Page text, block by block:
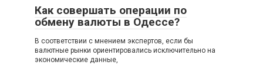
Как совершать операции по
обмену валюты в Одессе?
В соответствии с мнением экспертов, если бы
валютные рынки ориентировались исключительно на
экономические данные,